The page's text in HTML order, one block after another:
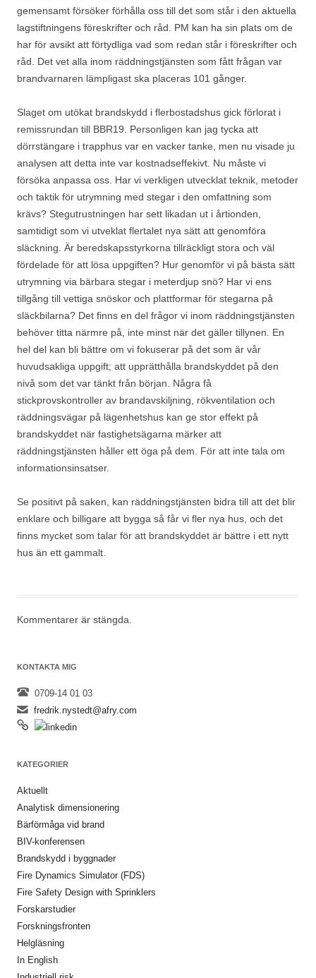
gemensamt försöker förhålla oss till det som står i den aktuella
lagstiftningens föreskrifter och råd. PM kan ha sin plats om de
har för avsikt att förtydliga vad som redan står i föreskrifter och
råd. Det vet alla inom räddningstjänsten som fått frågan var
brandvarnaren lämpligast ska placeras 101 gånger.
Slaget om utökat brandskydd i flerbostadshus gick förlorat i
remissrundan till BBR19. Personligen kan jag tycka att
dörrstängare i trapphus var en vacker tanke, men nu visade ju
analysen att detta inte var kostnadseffekivt. Nu måste vi
försöka anpassa oss. Har vi verkligen utvecklat teknik, metoder
och taktik för utrymning med stegar i den omfattning som
krävs? Stegutrustningen har sett likadan ut i årtionden,
samtidigt som vi utveklat flertalet nya sätt att genomföra
släckning. Är beredskapsstyrkorna tillräckligt stora och väl
fördelade för att lösa uppgiften? Hur genomför vi på bästa sätt
utrymning via bärbara stegar i meterdjup snö? Har vi ens
tillgång till vettiga snöskor och plattformar för stegarna på
släckbilarna? Det finns en del frågor vi inom räddningstjänsten
behöver titta närmre på, inte minst när det gäller tillynen. En
hel del kan bli bättre om vi fokuserar på det som är vår
huvudsakliga uppgift; att upprätthålla brandskyddet på den
nivå som det var tänkt från början. Några få
stickprovskontroller av brandavskiljning, rökventilation och
räddningsvägar på lägenhetshus kan ge stor effekt på
brandskyddet när fastighetsägarna märker att
räddningstjänsten håller ett öga på dem. För att inte tala om
informationsinsatser.
Se positivt på saken, kan räddningstjänsten bidra till att det blir
enklare och billigare att bygga så får vi fler nya hus, och det
finns mycket som talar för att brandskyddet är bättre i ett nytt
hus än ett gammalt.
Kommentarer är stängda.
KONTAKTA MIG
0709-14 01 03
fredrik.nystedt@afry.com
KATEGORIER
Aktuellt
Analytisk dimensionering
Bärförmåga vid brand
BIV-konferensen
Brandskydd i byggnader
Fire Dynamics Simulator (FDS)
Fire Safety Design with Sprinklers
Forskarstudier
Forskningsfronten
Helgläsning
In English